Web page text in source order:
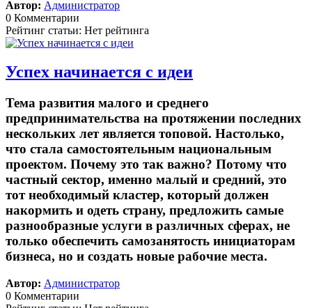
Автор: Администратор
0 Комментарии
Рейтинг статьи: Нет рейтинга
Успех начинается с идеи
Тема развития малого и среднего
предпринимательства на протяжении последних
нескольких лет является топовой. Настолько,
что стала самостоятельным национальным
проектом. Почему это так важно? Потому что
частный сектор, именно малый и средний, это
тот необходимый кластер, который должен
накормить и одеть страну, предложить самые
разнообразные услуги в различных сферах, не
только обеспечить самозанятость инициаторам
бизнеса, но и создать новые рабочие места.
Автор: Администратор
0 Комментарии